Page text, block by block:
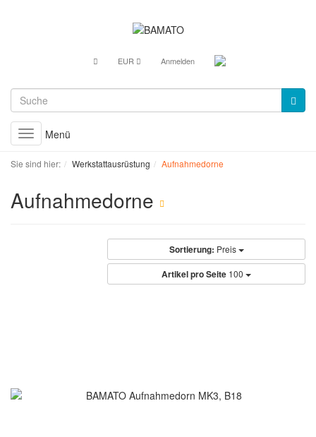
EUR Anmelden
Toggle
navigation
Menü
Sie sind hier: Werkstattausrüstung Aufnahmedorne
Aufnahmedorne
Sortierung: Preis
Artikel pro Seite 100